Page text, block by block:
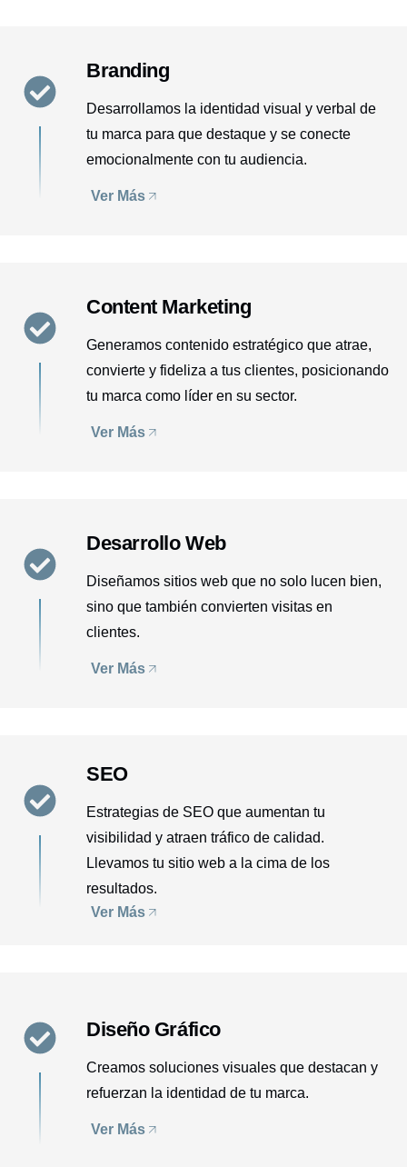
Branding
Desarrollamos la identidad visual y verbal de
tu marca para que destaque y se conecte
emocionalmente con tu audiencia.
Ver Más
Content Marketing
Generamos contenido estratégico que atrae,
convierte y fideliza a tus clientes, posicionando
tu marca como líder en su sector.
Ver Más
Desarrollo Web
Diseñamos sitios web que no solo lucen bien,
sino que también convierten visitas en
clientes.
Ver Más
SEO
Estrategias de SEO que aumentan tu
visibilidad y atraen tráfico de calidad.
Llevamos tu sitio web a la cima de los
resultados.
Ver Más
Diseño Gráfico
Creamos soluciones visuales que destacan y
refuerzan la identidad de tu marca.
Ver Más